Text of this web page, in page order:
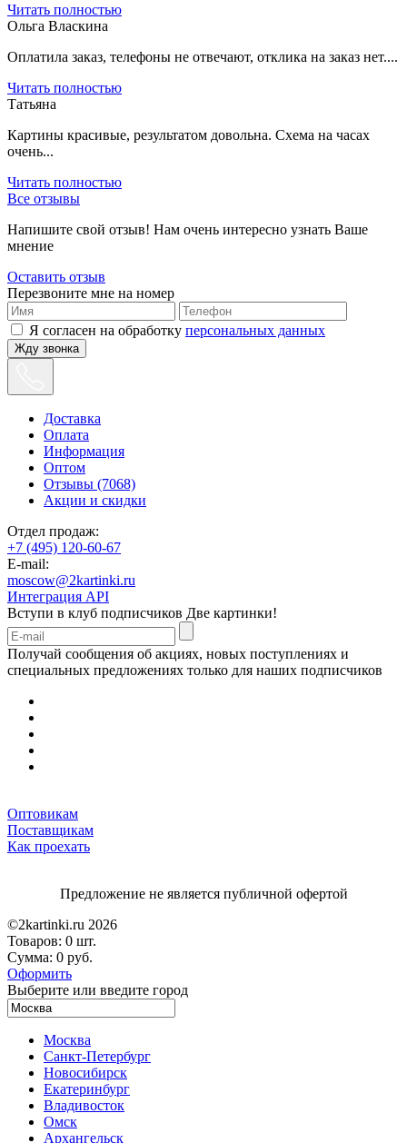
Читать полностью
Ольга Власкина
Оплатила заказ, телефоны не отвечают, отклика на заказ нет....
Читать полностью
Татьяна
Картины красивые, результатом довольна. Схема на часах
очень...
Читать полностью
Все отзывы
Напишите свой отзыв! Нам очень интересно узнать Ваше
мнение
Оставить отзыв
Перезвоните мне на номер
Я согласен на обработку персональных данных
Жду звонка
Доставка
Оплата
Информация
Оптом
Отзывы (7068)
Акции и скидки
Отдел продаж:
+7 (495) 120-60-67
E-mail:
moscow@2kartinki.ru
Интеграция API
Вступи в клуб подписчиков Две картинки!
Получай сообщения об акциях, новых поступлениях и
специальных предложениях только для наших подписчиков
Оптовикам
Поставщикам
Как проехать
Предложение не является публичной офертой
©2kartinki.ru 2026
Товаров: 0 шт.
Сумма: 0 руб.
Оформить
Выберите или введите город
Москва
Санкт-Петербург
Новосибирск
Екатеринбург
Владивосток
Омск
Архангельск